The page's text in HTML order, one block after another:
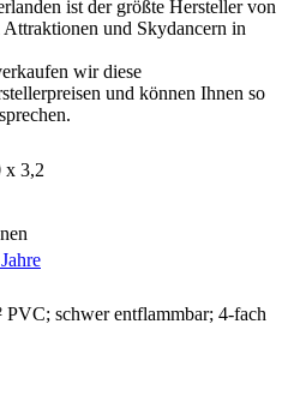
ist der größte Hersteller von
und Skydancern in
wir diese
und können Ihnen so
x 3,2
PVC; schwer entflammbar; 4-fach